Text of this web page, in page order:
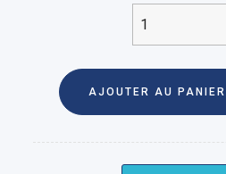
AJOUTER AU PANIER